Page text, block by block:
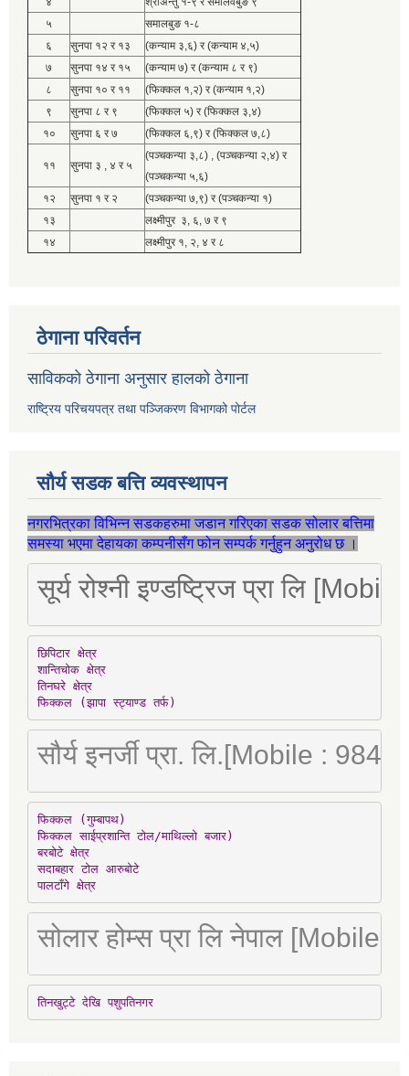
५
समालबुङ १-८
६
सुनपा १२ र १३
(कन्याम ३,६) र (कन्याम ४,५)
७
सुनपा १४ र १५
(कन्याम ७) र (कन्याम ८ र ९)
८
सुनपा १० र ११
(फिक्कल १,२) र (कन्याम १,२)
९
सुनपा ८ र ९
(फिक्कल ५) र (फिक्कल ३,४)
१०
सुनपा ६ र ७ (फिक्कल ६,९) र (फिक्कल ७,८)
११ सुनपा ३ , ४ र ५
(पञ्चकन्या ३,८) , (पञ्चकन्या २,४) र
(पञ्चकन्या ५,६)
१२
सुनपा १ र २
(पञ्चकन्या ७,९) र (पञ्चकन्या १)
१३
लक्ष्मीपुर ३, ६, ७ र ९
१४
लक्ष्मीपुर १, २, ४ र ८
ठेगाना परिवर्तन
साविकको ठेगाना अनुसार हालको ठेगाना
राष्ट्रिय परिचयपत्र तथा पञ्जिकरण विभागको पोर्टल
सौर्य सडक बत्ति व्यवस्थापन
नगरभित्रका विभिन्न सडकहरुमा जडान गरिएका सडक सोलार बत्तिमा
समस्या भएमा देहायका कम्पनीसँग फोन सम्पर्क गर्नुहुन अनुरोध छ ।
सूर्य रोश्नी इण्डष्ट्रिज प्रा लि
छिपिटार क्षेत्र
शान्तिचोक क्षेत्र
तिनघरे क्षेत्र
फिक्कल (झापा स्ट्याण्ड तर्फ)
सौर्य इनर्जी प्रा. लि.[Mobile :
फिक्कल (गुम्बापथ)
फिक्कल साईप्रशान्ति टोल/माथिल्लो बजार)
बरबोटे क्षेत्र
सदाबहार टोल आरुबोटे
पालटाँगे क्षेत्र
सोलार होम्स प्रा लि नेपाल [Mobile
तिनखुट्टे देखि पशुपतिनगर